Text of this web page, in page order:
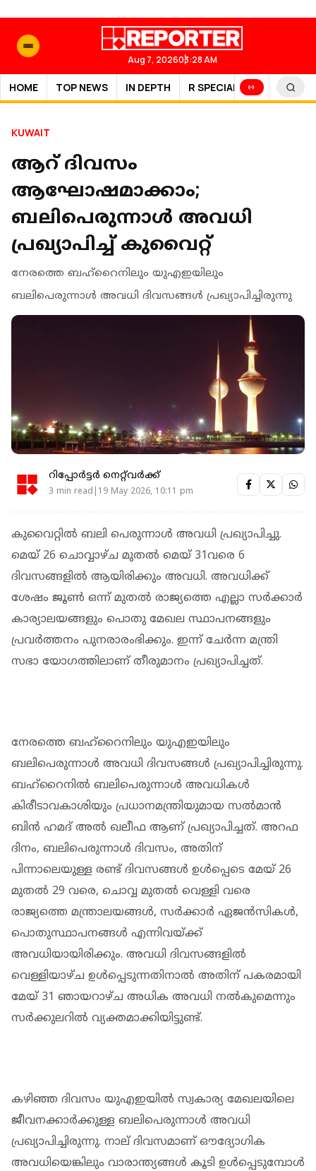
Aug 7, 202603:28 AM
HOME TOP NEWS IN DEPTH R SPECIAL SPORTS
KUWAIT
ആറ് ദിവസം
ആഘോഷമാക്കാം;
ബലിപെരുന്നാള്‍ അവധി
പ്രഖ്യാപിച്ച് കുവൈറ്റ്
നേരത്തെ ബഹ്റൈനിലും യുഎഇയിലും
ബലിപെരുന്നാൾ അവധി ദിവസങ്ങൾ പ്രഖ്യാപിച്ചിരുന്നു
റിപ്പോർട്ടർ നെറ്റ്‌വര്‍ക്ക്‌
3 min read|19 May 2026, 10:11 pm
കുവൈറ്റില്‍ ബലി പെരുന്നാള്‍ അവധി പ്രഖ്യാപിച്ചു.
മെയ് 26 ചൊവ്വാഴ്ച മുതല്‍ മെയ് 31വരെ 6
ദിവസങ്ങളില്‍ ആയിരിക്കും അവധി. അവധിക്ക്
ശേഷം ജൂണ്‍ ഒന്ന് മുതല്‍ രാജ്യത്തെ എല്ലാ സര്‍ക്കാര്‍
കാര്യാലയങ്ങളും പൊതു മേഖല സ്ഥാപനങ്ങളും
പ്രവര്‍ത്തനം പുനരാരംഭിക്കും. ഇന്ന് ചേര്‍ന്ന മന്ത്രി
സഭാ യോഗത്തിലാണ് തീരുമാനം പ്രഖ്യാപിച്ചത്.
നേരത്തെ ബഹ്റൈനിലും യുഎഇയിലും
ബലിപെരുന്നാൾ അവധി ദിവസങ്ങൾ പ്രഖ്യാപിച്ചിരുന്നു.
ബഹ്‌റൈനില്‍ ബലിപെരുന്നാള്‍ അവധികള്‍
കിരീടാവകാശിയും പ്രധാനമന്ത്രിയുമായ സല്‍മാന്‍
ബിന്‍ ഹമദ് അല്‍ ഖലീഫ ആണ് പ്രഖ്യാപിച്ചത്. അറഫ
ദിനം, ബലിപെരുന്നാള്‍ ദിവസം, അതിന്
പിന്നാലെയുള്ള രണ്ട് ദിവസങ്ങള്‍ ഉള്‍പ്പെടെ മേയ് 26
മുതല്‍ 29 വരെ, ചൊവ്വ മുതല്‍ വെള്ളി വരെ
രാജ്യത്തെ മന്ത്രാലയങ്ങള്‍, സര്‍ക്കാര്‍ ഏജന്‍സികള്‍,
പൊതുസ്ഥാപനങ്ങള്‍ എന്നിവയ്ക്ക്
അവധിയായിരിക്കും. അവധി ദിവസങ്ങളില്‍
വെള്ളിയാഴ്ച ഉള്‍പ്പെടുന്നതിനാല്‍ അതിന് പകരമായി
മേയ് 31 ഞായറാഴ്ച അധിക അവധി നല്‍കുമെന്നും
സര്‍ക്കുലറില്‍ വ്യക്തമാക്കിയിട്ടുണ്ട്.
കഴിഞ്ഞ ദിവസം യുഎഇയില്‍ സ്വകാര്യ മേഖലയിലെ
ജീവനക്കാര്‍ക്കുള്ള ബലിപെരുന്നാള്‍ അവധി
പ്രഖ്യാപിച്ചിരുന്നു. നാല് ദിവസമാണ് ഔദ്യോഗിക
അവധിയെങ്കിലും വാരാന്ത്യങ്ങള്‍ കൂടി ഉള്‍പ്പെടുമ്പോള്‍